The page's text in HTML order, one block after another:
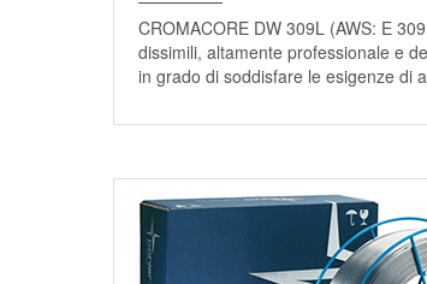
CROMACORE DW 309L (AWS: E
dissimili, altamente professionale e
in grado di soddisfare le esigenze di